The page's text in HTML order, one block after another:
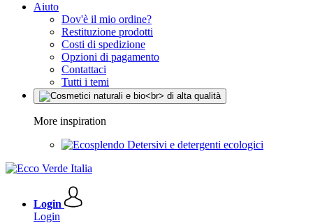
Aiuto
Dov'è il mio ordine?
Restituzione prodotti
Costi di spedizione
Opzioni di pagamento
Contattaci
Tutti i temi
More inspiration
Detersivi e detergenti ecologici
Login
Login